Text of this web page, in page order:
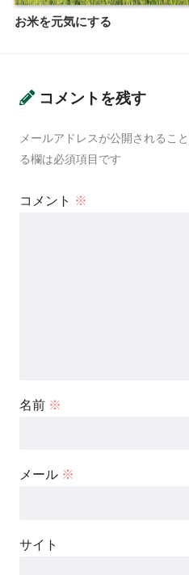
お米を元気にする
コメントを残す
メールアドレスが公開されるこ
る欄は必須項目です
コメント ※
名前 ※
メール ※
サイト